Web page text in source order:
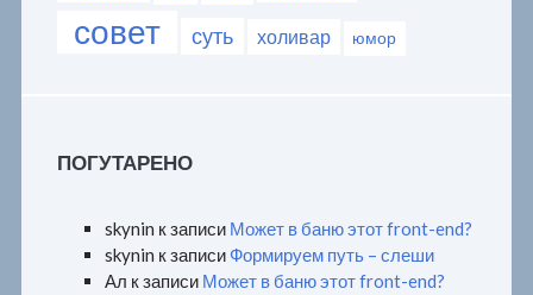
совет суть холивар юмор
ПОГУТАРЕНО
skynin к записи Может в баню этот front-end?
skynin к записи Формируем путь – слеши
Ал к записи Может в баню этот front-end?